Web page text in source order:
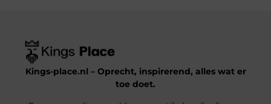
Kings-place.nl – Oprecht, inspirerend, alles wat er
toe doet.